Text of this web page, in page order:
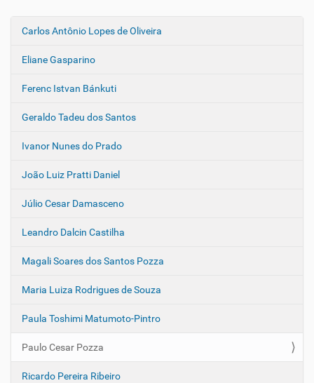
N
e
a
ç
o
Carlos Antônio Lopes de Oliveira
Eliane Gasparino
Ferenc Istvan Bánkuti
Geraldo Tadeu dos Santos
Ivanor Nunes do Prado
João Luiz Pratti Daniel
Júlio Cesar Damasceno
Leandro Dalcin Castilha
Magali Soares dos Santos Pozza
Maria Luiza Rodrigues de Souza
Paula Toshimi Matumoto-Pintro
Paulo Cesar Pozza
Ricardo Pereira Ribeiro